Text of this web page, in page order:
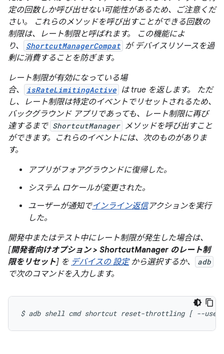
定の回数しか呼び出せない可能性があるため、ご注意くだ
さい。
これらのメソッドを呼び出すことができる回数の
制限は、レート制限と呼ばれます。
この機能によ
り、
ShortcutManagerCompat が デバイスリソースを過
剰に消費することを防ぎます。
レート制限が有効になっている場
合、
isRateLimitingActive は true を返します。 ただ
し、レート制限は特定のイベントでリセットされるため、
バックグラウンド アプリであっても、レート制限に再び
達するまで ShortcutManager メソッドを呼び出すこと
ができます。これらのイベントには、次のものがありま
す。
アプリがフォアグラウンドに復帰した。
システム ロケールが変更された。
ユーザーが通知でインライン返信アクションを実行
した。
開発中またはテスト中にレート制限が発生した場合は、
[開発者向けオプション > ShortcutManager のレート制
限をリセット] を デバイスの 設定から選択するか、 adb
で次のコマンドを入力します。
$ adb shell cmd shortcut reset-throttling [ --user